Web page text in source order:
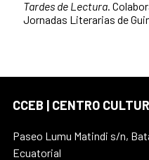
Tardes de Lectura.
Jornadas Literarias de
CCEB | CENTRO
Paseo Lumu Matindi s/n,
Ecuatorial